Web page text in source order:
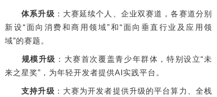
体系升级 ：大赛延续个人、企业双赛道，各赛道分别
新设“面向消费和商用领域”和“面向垂直行业及应用领
域”的赛题。
规模升级 ：大赛首次覆盖青少年群体，特别设立“未
来之星奖”，为年轻开发者提供AI实践平台。
支持升级 ：大赛为开发者提供升级的平台算力、全栈